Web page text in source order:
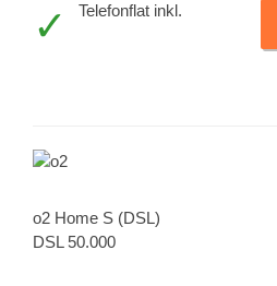
Telefonflat inkl.
o2 Home S (DSL)
DSL 50.000